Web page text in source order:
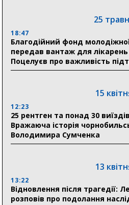
Ніколаєнко: у Сумах
відновлення житла майже на
31
Сумщини пояснив, як
17:52
«Укрексімбанк» припиняє
Пенсійному фонді Сумщини
людям
відзнаки «Почесного
25
18:47
Благодійний фонд
передав вантаж для
Поцелуєв про важливість
15
12:23
25 рентген та понад 30
Вражаюча історія
Володимира Сумченка
13
13:22
Відновлення після трагедії:
розповів про подолання